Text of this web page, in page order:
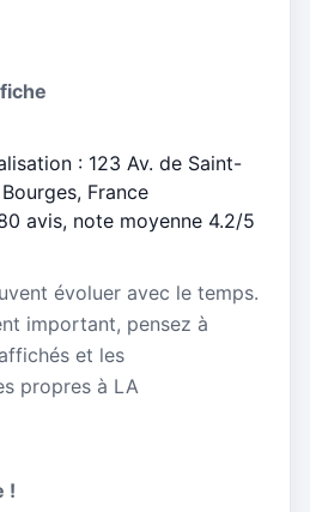
: 123 Av. de Saint-
France
avis, note moyenne 4.2/5
évoluer avec le temps.
important, pensez à
et les
propres à LA
!